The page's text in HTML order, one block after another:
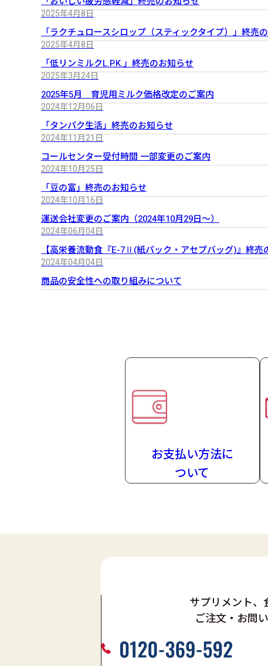
2025年4月8日
「ラクチュロースシロップ（スティックタイプ）」終売
2025年4月8日
「低リンミルクL.P.K.」終売のお知らせ
2025年3月24日
2025年5月 育児用ミルク価格改定のご案内
2024年12月06日
「タンパク生活」終売のお知らせ
2024年11月21日
コールセンター受付時間 一部変更のご案内
2024年10月25日
「豆の富」終売のお知らせ
2024年10月16日
運送会社変更のご案内（2024年10月29日～）
2024年06月04日
【高栄養流動食『E-7Ⅱ(紙パック・アセプバッグ)』終売
2024年04月04日
商品の安全性への取り組みについて
お支払い方法に
ついて
サプリメント、
ご注文・お問